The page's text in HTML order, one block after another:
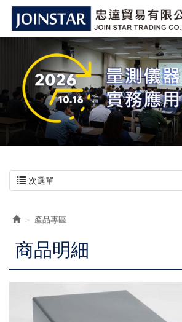
次選單
產品專區
商品明細